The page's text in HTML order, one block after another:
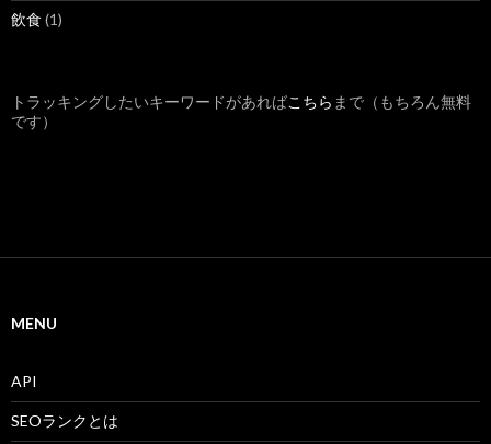
飲食 (1)
トラッキングしたいキーワードがあればこちら まで（もちろん無料
です）
MENU
API
SEOランクとは